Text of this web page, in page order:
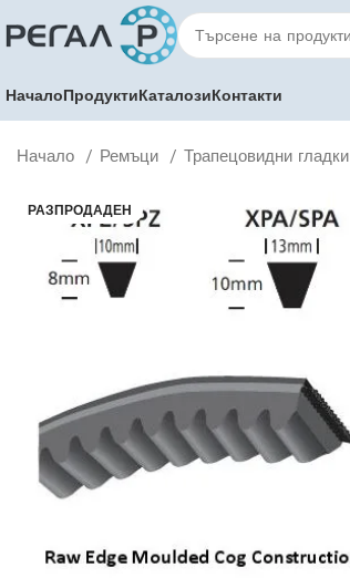
НачалоПродуктиКаталозиКонтакти
Начало Ремъци Трапецовидни гладки
РАЗПРОДАДЕН